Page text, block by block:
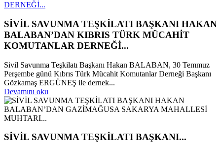
DERNEĞİ...
SİVİL SAVUNMA TEŞKİLATI BAŞKANI HAKAN
BALABAN’DAN KIBRIS TÜRK MÜCAHİT
KOMUTANLAR DERNEĞİ...
Sivil Savunma Teşkilatı Başkanı Hakan BALABAN, 30 Temmuz
Perşembe günü Kıbrıs Türk Mücahit Komutanlar Derneği Başkanı
Gözkamaş ERGÜNEŞ ile dernek...
Devamını oku
SİVİL SAVUNMA TEŞKİLATI BAŞKANI...